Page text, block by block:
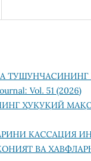
ТУШУНЧАСИНИНГ
Vol. 51 (2026)
ҲУҚУҚИЙ
КАССАЦИЯ
ВА